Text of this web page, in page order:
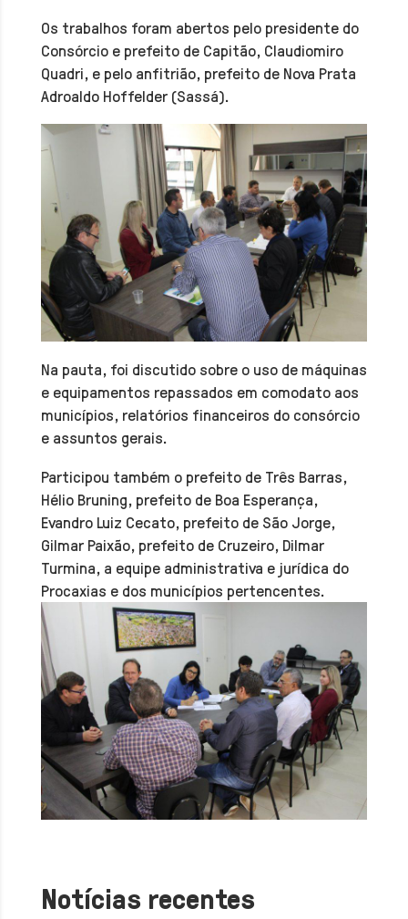
Os trabalhos foram abertos pelo presidente do
Consórcio e prefeito de Capitão, Claudiomiro
Quadri, e pelo anfitrião, prefeito de Nova Prata
Adroaldo Hoffelder (Sassá).
Na pauta, foi discutido sobre o uso de máquinas
e equipamentos repassados em comodato aos
municípios, relatórios financeiros do consórcio
e assuntos gerais.
Participou também o prefeito de Três Barras,
Hélio Bruning, prefeito de Boa Esperança,
Evandro Luiz Cecato, prefeito de São Jorge,
Gilmar Paixão, prefeito de Cruzeiro, Dilmar
Turmina, a equipe administrativa e jurídica do
Procaxias e dos municípios pertencentes.
Notícias recentes